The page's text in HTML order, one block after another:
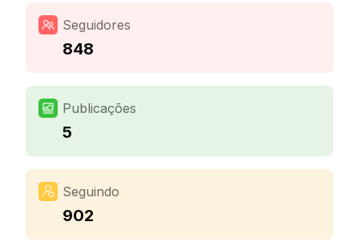
Seguidores
848
Publicações
5
Seguindo
902